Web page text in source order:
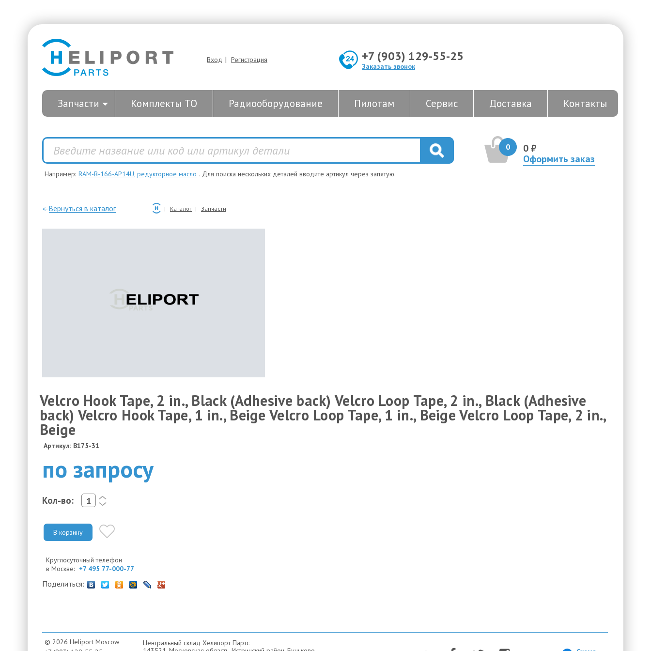
Вход | Регистрация +7 (903) 129-55-25
Заказать звонок
Запчасти Комплекты ТО Радиооборудование Пилотам Сервис Доставка Контакты
0
0 ₽
Оформить заказ
Например: RAM-B-166-AP14U, редукторное масло . Для поиска нескольких деталей вводите артикул через запятую.
—Вернуться в каталог Каталог Запчасти
Velcro Hook Tape, 2 in., Black (Adhesive back) Velcro Loop Tape, 2 in., Black (Adhesive
back) Velcro Hook Tape, 1 in., Beige Velcro Loop Tape, 1 in., Beige Velcro Loop Tape, 2 in.,
Beige
Артикул: B175-31
по запросу
Кол-во:
<
>
В корзину
Круглосуточный телефон
в Москве: +7 495 77-000-77
Поделиться:
© 2026 Heliport Moscow
Центральный склад Хелипорт Партс